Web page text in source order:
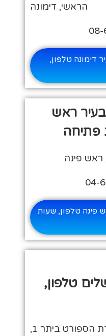
הראשי, דימונה
דימונה טלפון,
בעיר ראש
פתיחה
פינה טלפון, שעות
טלפון,
כתובת הקניון - אגודת הספורט ביתר 1,